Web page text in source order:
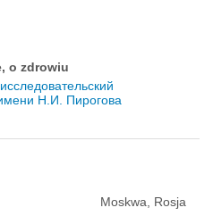
o zdrowiu
Н.И. Пирогова
Moskwa, Rosja